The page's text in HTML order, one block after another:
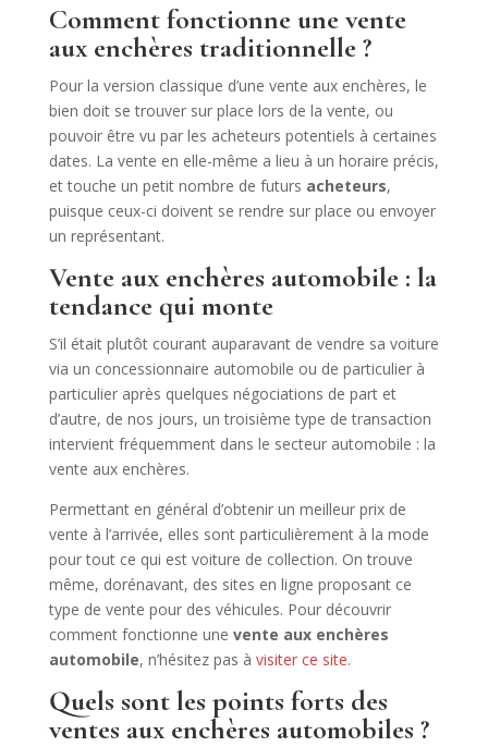
Comment fonctionne une vente
aux enchères traditionnelle ?
Pour la version classique d’une vente aux enchères, le
bien doit se trouver sur place lors de la vente, ou
pouvoir être vu par les acheteurs potentiels à certaines
dates. La vente en elle-même a lieu à un horaire précis,
et touche un petit nombre de futurs acheteurs,
puisque ceux-ci doivent se rendre sur place ou envoyer
un représentant.
Vente aux enchères automobile : la
tendance qui monte
S’il était plutôt courant auparavant de vendre sa voiture
via un concessionnaire automobile ou de particulier à
particulier après quelques négociations de part et
d’autre, de nos jours, un troisième type de transaction
intervient fréquemment dans le secteur automobile : la
vente aux enchères.
Permettant en général d’obtenir un meilleur prix de
vente à l’arrivée, elles sont particulièrement à la mode
pour tout ce qui est voiture de collection. On trouve
même, dorénavant, des sites en ligne proposant ce
type de vente pour des véhicules. Pour découvrir
comment fonctionne une vente aux enchères
automobile, n’hésitez pas à visiter ce site.
Quels sont les points forts des
ventes aux enchères automobiles ?